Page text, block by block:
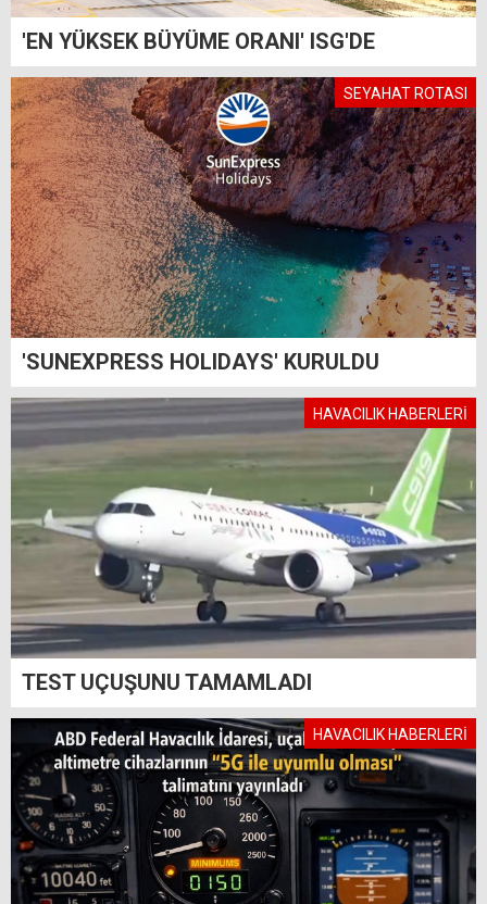
'EN YÜKSEK BÜYÜME ORANI' ISG'DE
SEYAHAT ROTASI
'SUNEXPRESS HOLIDAYS' KURULDU
HAVACILIK HABERLERİ
TEST UÇUŞUNU TAMAMLADI
HAVACILIK HABERLERİ